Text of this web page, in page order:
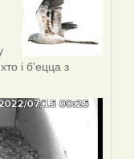
і б'ецца з